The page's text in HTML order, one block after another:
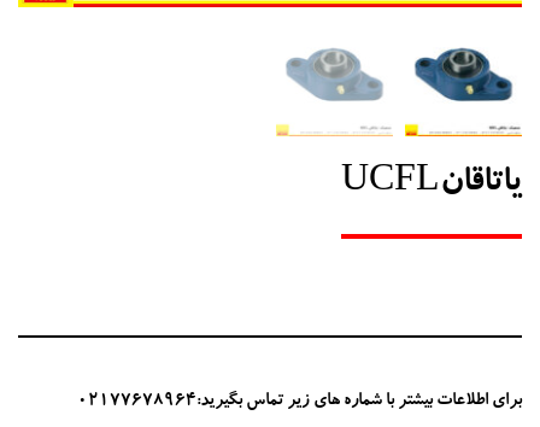
یاتاقانUCFL
برای اطلاعات بیشتر با شماره های زیر تماس بگیرید:02177678964